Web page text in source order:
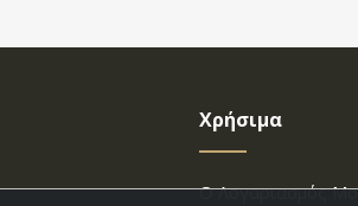
Χρήσιμα
Ο Λογαριασμός